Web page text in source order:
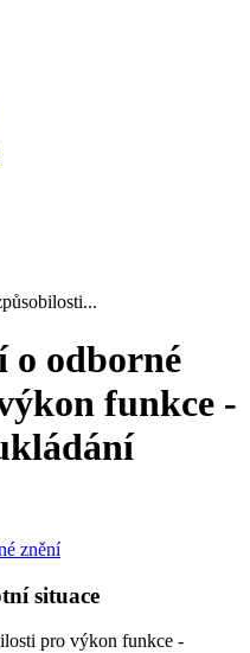
o odborné
funkce -
znění
situace
pro výkon funkce -